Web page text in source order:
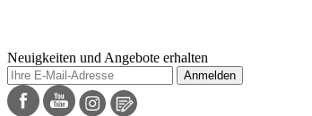
Neuigkeiten und Angebote erhalten
Anmelden